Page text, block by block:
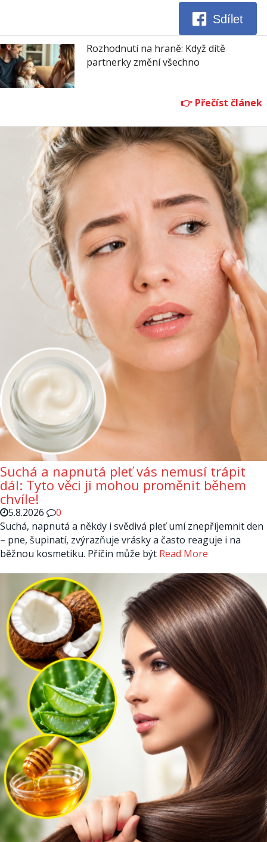
Sdílet
Rozhodnutí na hraně: Když dítě
partnerky změní všechno
Suchá a napnutá pleť vás nemusí trápit
dál: Tyto věci ji mohou proměnit během
chvíle!
5.8.2026
0
Suchá, napnutá a někdy i svědivá pleť umí znepříjemnit den
– pne, šupinatí, zvýrazňuje vrásky a často reaguje i na
běžnou kosmetiku. Příčin může být Read More